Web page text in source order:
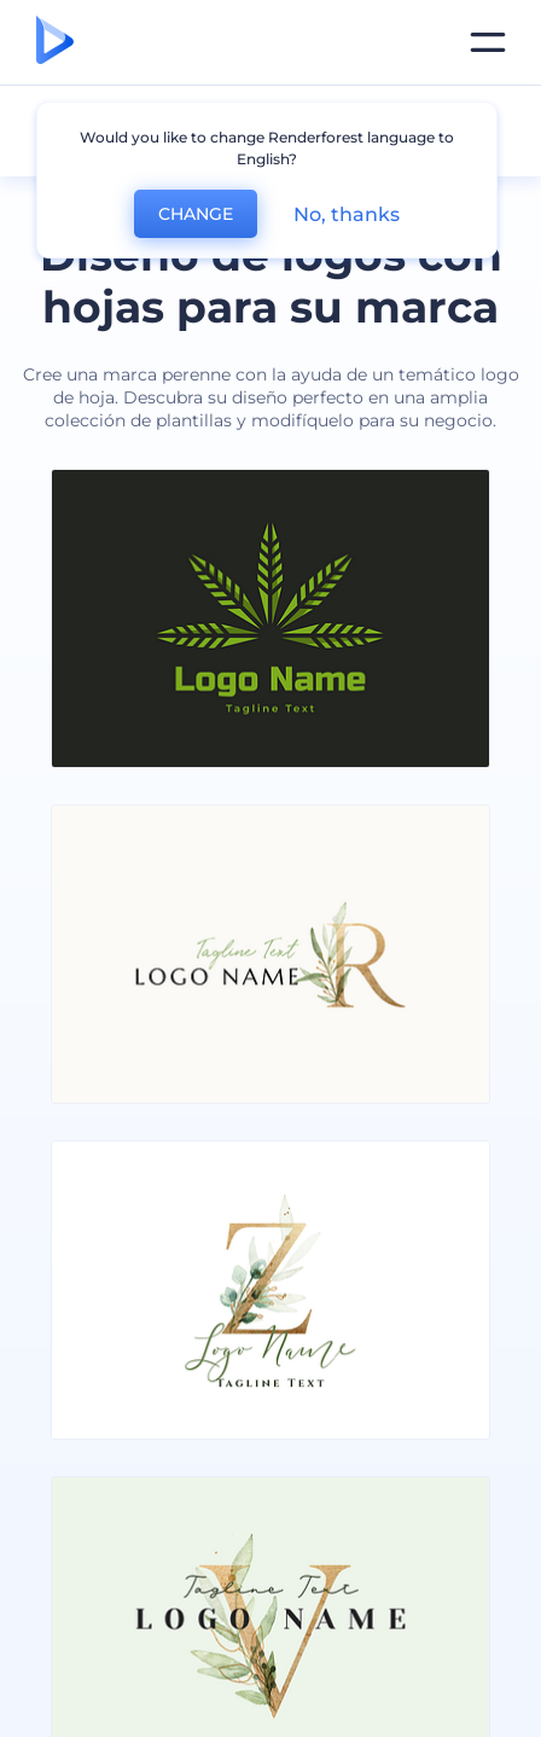
Diseño de logos con
hojas para su marca
Cree una marca perenne con la ayuda de un temático logo
de hoja. Descubra su diseño perfecto en una amplia
colección de plantillas y modifíquelo para su negocio.
Hoja
Would you like to change Renderforest language to
English?
CHANGE No, thanks